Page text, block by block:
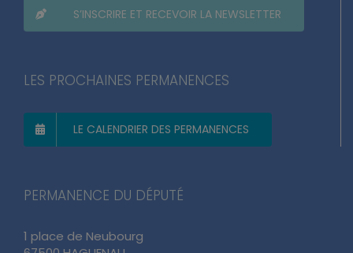
S’INSCRIRE ET RECEVOIR LA NEWSLETTER
LES PROCHAINES PERMANENCES
LE CALENDRIER DES PERMANENCES
PERMANENCE DU DÉPUTÉ
1 place de Neubourg